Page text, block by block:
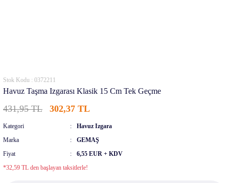
Stok Kodu : 0372211
Havuz Taşma Izgarası Klasik 15 Cm Tek Geçme
431,95 TL 302,37 TL
Kategori
Havuz Izgara
Marka
GEMAŞ
Fiyat
6,55 EUR + KDV
*32,59 TL den başlayan taksitlerle!